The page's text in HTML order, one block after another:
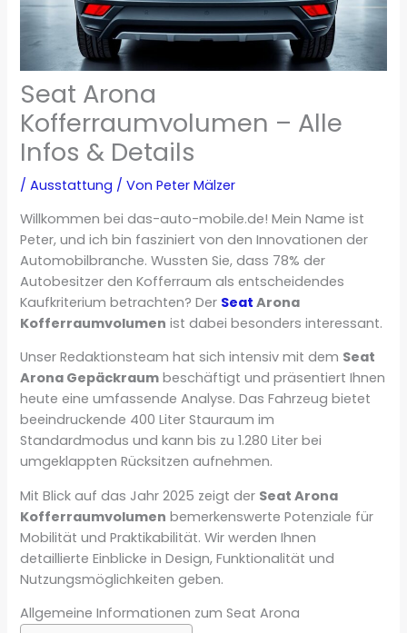
Seat Arona
Kofferraumvolumen – Alle
Infos & Details
/Ausstattung / VonPeter Mälzer
Willkommen bei das-auto-mobile.de! Mein Name ist
Peter, und ich bin fasziniert von den Innovationen der
Automobilbranche. Wussten Sie, dass 78% der
Autobesitzer den Kofferraum als entscheidendes
Kaufkriterium betrachten? Der Seat Arona
Kofferraumvolumen ist dabei besonders interessant.
Unser Redaktionsteam hat sich intensiv mit dem Seat
Arona Gepäckraum beschäftigt und präsentiert Ihnen
heute eine umfassende Analyse. Das Fahrzeug bietet
beeindruckende 400 Liter Stauraum im
Standardmodus und kann bis zu 1.280 Liter bei
umgeklappten Rücksitzen aufnehmen.
Mit Blick auf das Jahr 2025 zeigt der Seat Arona
Kofferraumvolumen bemerkenswerte Potenziale für
Mobilität und Praktikabilität. Wir werden Ihnen
detaillierte Einblicke in Design, Funktionalität und
Nutzungsmöglichkeiten geben.
Allgemeine Informationen zum Seat Arona